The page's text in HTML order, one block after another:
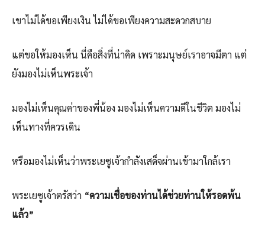
เขาไม่ได้ขอเพียงเงิน ไม่ได้ขอเพียงความสะดวกสบาย
แต่ขอให้มองเห็น นี่คือสิ่งที่น่าคิด เพราะมนุษย์เราอาจมีตา แต่
ยังมองไม่เห็นพระเจ้า
มองไม่เห็นคุณค่าของพี่น้อง มองไม่เห็นความดีในชีวิต มองไม่
เห็นทางที่ควรเดิน
หรือมองไม่เห็นว่าพระเยซูเจ้ากำลังเสด็จผ่านเข้ามาใกล้เรา
พระเยซูเจ้าตรัสว่า “ความเชื่อของท่านได้ช่วยท่านให้รอดพ้น
แล้ว”